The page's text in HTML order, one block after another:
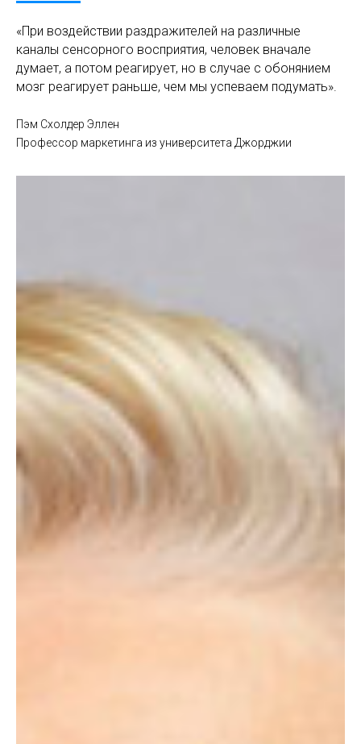
«При воздействии раздражителей на различные
каналы сенсорного восприятия, человек вначале
думает, а потом реагирует, но в случае с обонянием
мозг реагирует раньше, чем мы успеваем подумать».
Пэм Схолдер Эллен
Профессор маркетинга из университета Джорджии